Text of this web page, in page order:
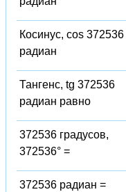
Косинус, cos 372536
радиан
Тангенс, tg 372536
радиан равно
372536 градусов,
372536° =
372536 радиан =